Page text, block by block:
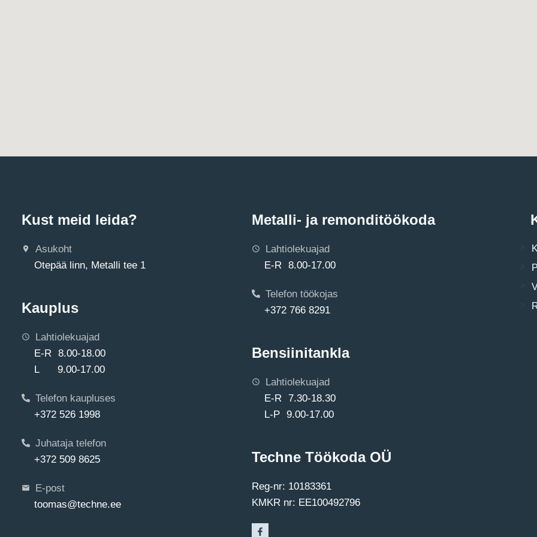
Kust meid leida?
Asukoht
Otepää linn, Metalli tee 1
Kauplus
Lahtiolekuajad
E-R 8.00-18.00
L 9.00-17.00
Telefon kaupluses
+372 526 1998
Juhataja telefon
+372 509 8625
E-post
toomas@techne.ee
Metalli- ja remonditöökoda
Lahtiolekuajad
E-R 8.00-17.00
Telefon töökojas
+372 766 8291
Bensiinitankla
Lahtiolekuajad
E-R 7.30-18.30
L-P 9.00-17.00
Techne Töökoda OÜ
Reg-nr: 10183361
KMKR nr: EE100492796